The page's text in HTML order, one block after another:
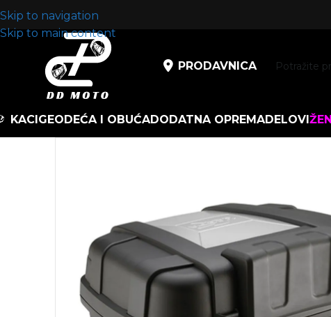
Skip to navigation
Skip to main content
PRODAVNICA
KACIGEODEĆA I OBUĆADODATNA OPREMADELOVI